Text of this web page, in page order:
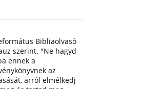
Bibliaolvasó
szerint. "Ne hagyd
ennek a
az
arról elmélkedj